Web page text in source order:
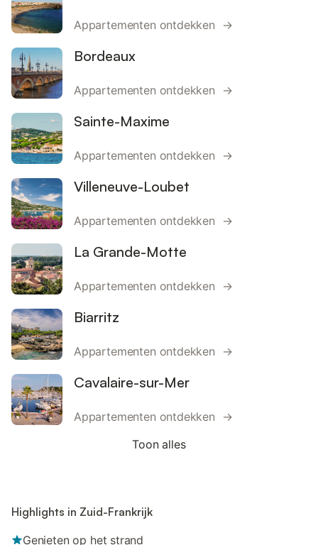
Appartementen ontdekken →
Bordeaux
Appartementen ontdekken →
Sainte-Maxime
Appartementen ontdekken →
Villeneuve-Loubet
Appartementen ontdekken →
La Grande-Motte
Appartementen ontdekken →
Biarritz
Appartementen ontdekken →
Cavalaire-sur-Mer
Appartementen ontdekken →
Toon alles
Highlights in Zuid-Frankrijk
Genieten op het strand